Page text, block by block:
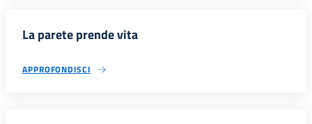
La parete prende vita
APPROFONDISCI